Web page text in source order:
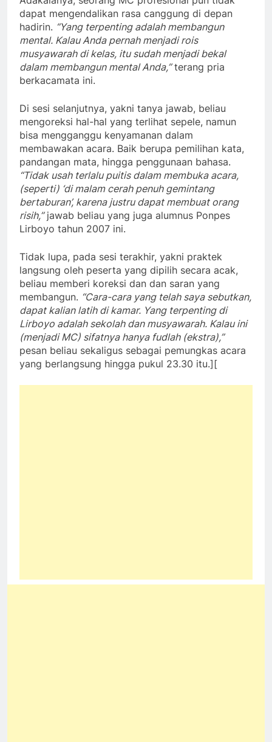
dapat mengendalikan rasa canggung di depan
hadirin. “Yang terpenting adalah membangun
mental. Kalau Anda pernah menjadi rois
musyawarah di kelas, itu sudah menjadi bekal
dalam membangun mental Anda,”terang pria
berkacamata ini.
Di sesi selanjutnya, yakni tanya jawab, beliau
mengoreksi hal-hal yang terlihat sepele, namun
bisa mengganggu kenyamanan dalam
membawakan acara. Baik berupa pemilihan kata,
pandangan mata, hingga penggunaan bahasa.
“Tidak usah terlalu puitis dalam membuka acara,
(seperti) ‘di malam cerah penuh gemintang
bertaburan’, karena justru dapat membuat orang
risih,”jawab beliau yang juga alumnus Ponpes
Lirboyo tahun 2007 ini.
Tidak lupa, pada sesi terakhir, yakni praktek
langsung oleh peserta yang dipilih secara acak,
beliau memberi koreksi dan dan saran yang
membangun. “Cara-cara yang telah saya sebutkan,
dapat kalian latih di kamar. Yang terpenting di
Lirboyo adalah sekolah dan musyawarah. Kalau ini
(menjadi MC) sifatnya hanya fudlah (ekstra),”
pesan beliau sekaligus sebagai pemungkas acara
yang berlangsung hingga pukul 23.30 itu.][